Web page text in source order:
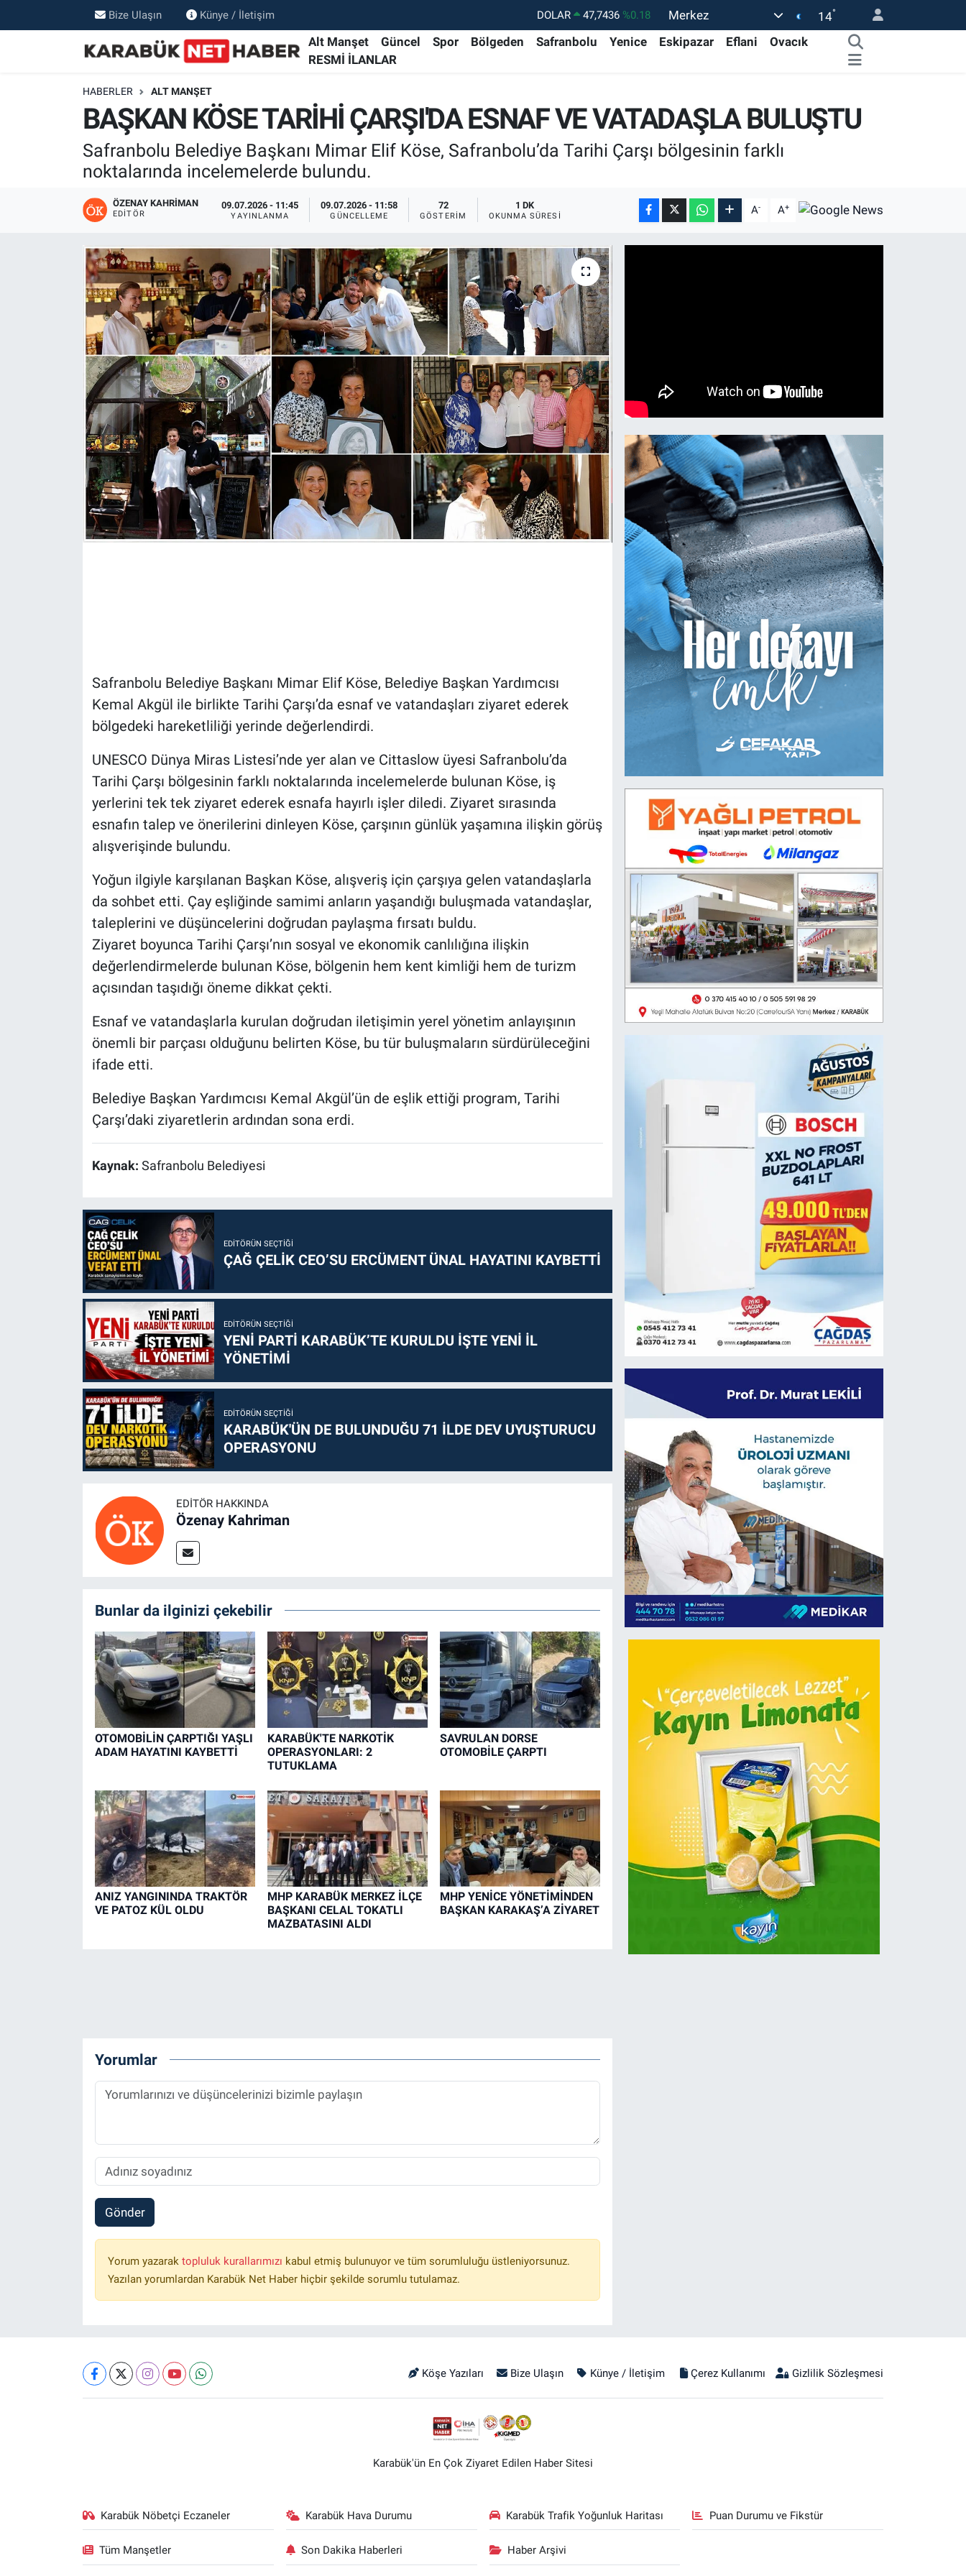
Bize Ulaşın Künye / İletişim DOLAR 47,7436 %0.18
EURO
55,2510 %0.32
BİST100
13.779
%-14
BITCOIN
64.960,21 %0.87
Merkez 14°
Alt Manşet Güncel Spor Bölgeden Safranbolu Yenice Eskipazar Eflani
Ovacık
RESMİ İLANLAR
HABERLER ALT MANŞET
BAŞKAN KÖSE TARİHİ ÇARŞI'DA ESNAF VE VATADAŞLA BULUŞTU
Safranbolu Belediye Başkanı Mimar Elif Köse, Safranbolu’da Tarihi Çarşı bölgesinin farklı
noktalarında incelemelerde bulundu.
ÖZENAY KAHRIMAN
EDITÖR
09.07.2026 - 11:45
YAYINLANMA
09.07.2026 - 11:58
GÜNCELLEME
72
GÖSTERIM
1 DK
OKUNMA SÜRESI A- A+
Safranbolu Belediye Başkanı Mimar Elif Köse, Belediye Başkan Yardımcısı
Kemal Akgül ile birlikte Tarihi Çarşı’da esnaf ve vatandaşları ziyaret ederek
bölgedeki hareketliliği yerinde değerlendirdi.
UNESCO Dünya Miras Listesi’nde yer alan ve Cittaslow üyesi Safranbolu’da
Tarihi Çarşı bölgesinin farklı noktalarında incelemelerde bulunan Köse, iş
yerlerini tek tek ziyaret ederek esnafa hayırlı işler diledi. Ziyaret sırasında
esnafın talep ve önerilerini dinleyen Köse, çarşının günlük yaşamına ilişkin görüş
alışverişinde bulundu.
Yoğun ilgiyle karşılanan Başkan Köse, alışveriş için çarşıya gelen vatandaşlarla
da sohbet etti. Çay eşliğinde samimi anların yaşandığı buluşmada vatandaşlar,
taleplerini ve düşüncelerini doğrudan paylaşma fırsatı buldu.
Ziyaret boyunca Tarihi Çarşı’nın sosyal ve ekonomik canlılığına ilişkin
değerlendirmelerde bulunan Köse, bölgenin hem kent kimliği hem de turizm
açısından taşıdığı öneme dikkat çekti.
Esnaf ve vatandaşlarla kurulan doğrudan iletişimin yerel yönetim anlayışının
önemli bir parçası olduğunu belirten Köse, bu tür buluşmaların sürdürüleceğini
ifade etti.
Belediye Başkan Yardımcısı Kemal Akgül’ün de eşlik ettiği program, Tarihi
Çarşı’daki ziyaretlerin ardından sona erdi.
Kaynak: Safranbolu Belediyesi
EDITÖRÜN SEÇTIĞI
ÇAĞ ÇELİK CEO’SU ERCÜMENT ÜNAL HAYATINI KAYBETTİ
EDITÖRÜN SEÇTIĞI
YENİ PARTİ KARABÜK’TE KURULDU İŞTE YENİ İL
YÖNETİMİ
EDITÖRÜN SEÇTIĞI
KARABÜK'ÜN DE BULUNDUĞU 71 İLDE DEV UYUŞTURUCU
OPERASYONU
EDITÖR HAKKINDA
Özenay Kahriman
Bunlar da ilginizi çekebilir
OTOMOBİLİN ÇARPTIĞI YAŞLI
ADAM HAYATINI KAYBETTİ
KARABÜK'TE NARKOTİK
OPERASYONLARI: 2
TUTUKLAMA
SAVRULAN DORSE
OTOMOBİLE ÇARPTI
ANIZ YANGININDA TRAKTÖR
VE PATOZ KÜL OLDU
MHP KARABÜK MERKEZ İLÇE
BAŞKANI CELAL TOKATLI
MAZBATASINI ALDI
MHP YENİCE YÖNETİMİNDEN
BAŞKAN KARAKAŞ’A ZİYARET
Yorumlar
Gönder
Yorum yazarak topluluk kurallarımızı kabul etmiş bulunuyor ve tüm sorumluluğu üstleniyorsunuz.
Yazılan yorumlardan Karabük Net Haber hiçbir şekilde sorumlu tutulamaz.
Köşe Yazıları Bize Ulaşın Künye / İletişim Çerez Kullanımı Gizlilik Sözleşmesi
Karabük'ün En Çok Ziyaret Edilen Haber Sitesi
Karabük Nöbetçi Eczaneler Karabük Hava Durumu Karabük Trafik Yoğunluk Haritası Puan Durumu ve Fikstür
Tüm Manşetler Son Dakika Haberleri Haber Arşivi